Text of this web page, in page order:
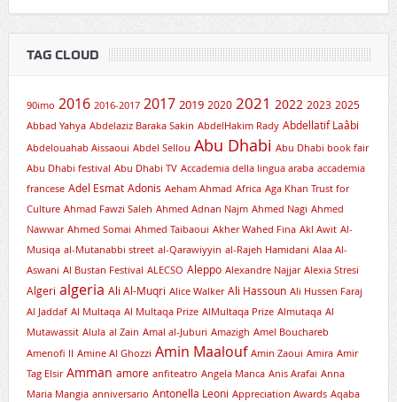
TAG CLOUD
90imo 2016 2016-2017 2017 2019 2020 2021 2022 2023 2025
Abbad Yahya Abdelaziz Baraka Sakin AbdelHakim Rady Abdellatif Laâbi
Abdelouahab Aissaoui Abdel Sellou Abu Dhabi Abu Dhabi book fair
Abu Dhabi festival Abu Dhabi TV Accademia della lingua araba accademia
francese Adel Esmat Adonis Aeham Ahmad Africa Aga Khan Trust for
Culture Ahmad Fawzi Saleh Ahmed Adnan Najm Ahmed Nagi Ahmed
Nawwar Ahmed Somai Ahmed Taibaoui Akher Wahed Fina Akl Awit Al-
Musiqa al-Mutanabbi street al-Qarawiyyin al-Rajeh Hamidani Alaa Al-
Aswani Al Bustan Festival ALECSO Aleppo Alexandre Najjar Alexia Stresi
Algeri algeria Ali Al-Muqri Alice Walker Ali Hassoun Ali Hussen Faraj
Al Jaddaf Al Multaqa Al Multaqa Prize AlMultaqa Prize Almutaqa Al
Mutawassit Alula al Zain Amal al-Juburi Amazigh Amel Bouchareb
Amenofi II Amine Al Ghozzi Amin Maalouf Amin Zaoui Amira Amir
Tag Elsir Amman amore anfiteatro Angela Manca Anis Arafai Anna
Maria Mangia anniversario Antonella Leoni Appreciation Awards Aqaba